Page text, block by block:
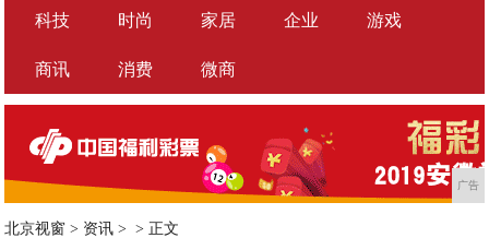
科技 时尚 家居 企业 游戏
商讯 消费 微商
广告
北京视窗 > 资讯 > > 正文